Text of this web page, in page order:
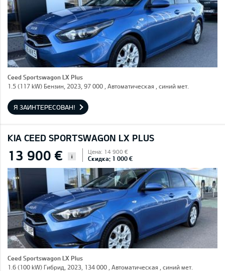
Ceed Sportswagon LX Plus
1.5 (117 kW) Бензин, 2023, 97 000 , Автоматическая , синий мет.
Я ЗАИНТЕРЕСОВАН!
KIA CEED SPORTSWAGON LX PLUS
13 900 € i
Цена: 14 900 €
Скидка: 1 000 €
Ceed Sportswagon LX Plus
1.6 (100 kW) Гибрид, 2023, 134 000 , Автоматическая , синий мет.